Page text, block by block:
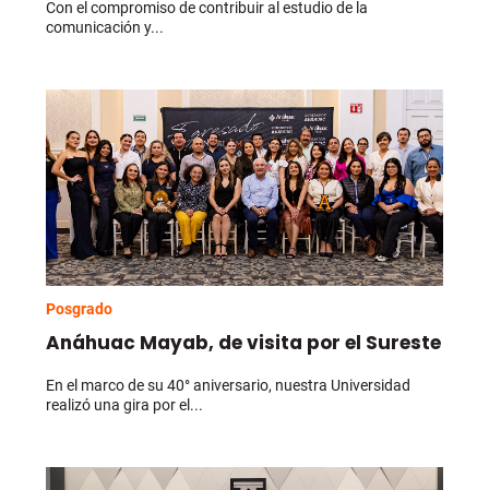
Con el compromiso de contribuir al estudio de la
comunicación y...
Posgrado
Anáhuac Mayab, de visita por el Sureste
En el marco de su 40° aniversario, nuestra Universidad
realizó una gira por el...